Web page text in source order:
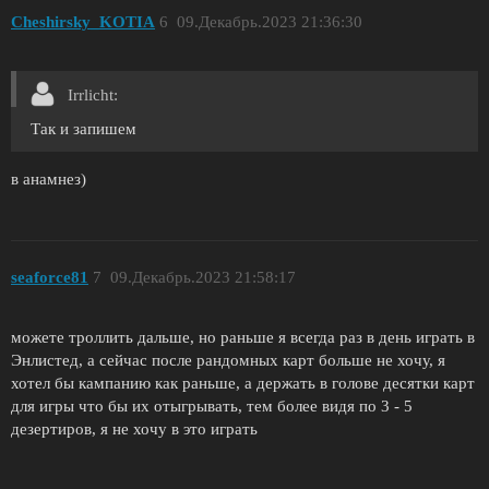
Cheshirsky_KOTIA 09.Декабрь.2023 21:36:30
6
Irrliсht:
Так и запишем
в анамнез)
seaforce81 09.Декабрь.2023 21:58:17
7
можете троллить дальше, но раньше я всегда раз в день играть в
Энлистед, а сейчас после рандомных карт больше не хочу, я
хотел бы кампанию как раньше, а держать в голове десятки карт
для игры что бы их отыгрывать, тем более видя по 3 - 5
дезертиров, я не хочу в это играть